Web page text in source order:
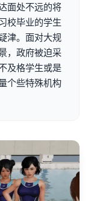
面处不远的将
校毕业的学生
津。面对大规
，政府被迫采
及格学生或是
个些特殊机构